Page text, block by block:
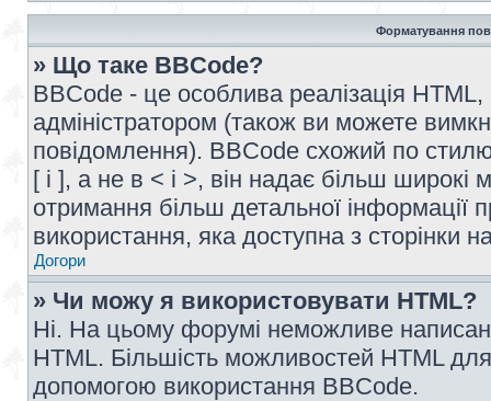
Форматування
» Що таке BBCode?
BBCode - це особлива реалізація
адміністратором (також ви можете
повідомлення). BBCode схожий по
[ і ], а не в < і >, він надає більш
отримання більш детальної інформації
використання, яка доступна з сторінки
Догори
» Чи можу я використовувати HTML?
Ні. На цьому форумі неможливе
HTML. Більшість можливостей HTML
допомогою використання BBCode.